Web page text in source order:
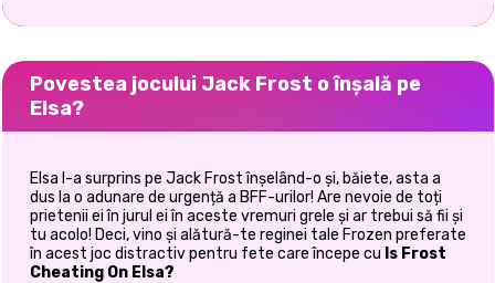
Povestea jocului Jack Frost o înșală pe
Elsa?
Elsa l-a surprins pe Jack Frost înșelând-o și, băiete, asta a
dus la o adunare de urgență a BFF-urilor! Are nevoie de toți
prietenii ei în jurul ei în aceste vremuri grele și ar trebui să fii și
tu acolo! Deci, vino și alătură-te reginei tale Frozen preferate
în acest joc distractiv pentru fete care începe cu Is Frost
Cheating On Elsa?